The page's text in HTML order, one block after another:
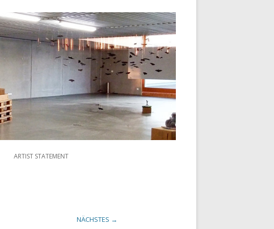
ARTIST STATEMENT
NÄCHSTES →